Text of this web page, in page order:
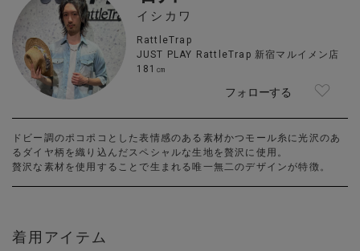
イシカワ
RattleTrap
JUST PLAY RattleTrap 新宿マルイメン店
181㎝
フォローする
ドビー調のポコポコとした表情感のある素材かつモール糸に光沢のあ
るダイヤ柄を織り込んだスペシャルな生地を贅沢に使用。
贅沢な素材を使用することで生まれる唯一無二のデザインが特徴。
着用アイテム